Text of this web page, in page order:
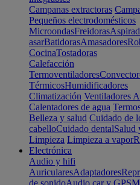
Campanas extractoras
Pequeños electrodomésticos
MicroondasFreidoras
asarBatidorasAmasadores
CocinaTostadoras
Calefacción
Termoventiladores
TérmicosHumidificadores
Climatización Ventiladores
Calentadores de agua
Belleza y salud Cuidado de
cabelloCuidado dentalSalud
Limpieza Limpieza a vapor
Electrónica
Audio y hifi
AuricularesAdaptadores
de sonidoAudio car y GPS